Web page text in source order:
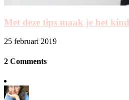
Met deze tips maak je het
25 februari 2019
2 Comments